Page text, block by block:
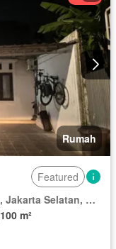
Rumah
Featured
RW 08, Srengseng Sawah, Jagakarsa, Jakarta Selatan, Daerah Khusus Ibukota Jakarta
100 m²